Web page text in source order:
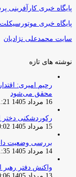
پایگاه خبری کارآفرینی
پایگاه خبری موتورسیکلت
سایت محمدعلی نژادیان
نوشته های تازه
رحیم امیری:
محقق می‌شود
16 مرداد 1405 21:21
رکوردشکنی دختر
15 مرداد 1405 20:02
بررسی وضعیت
14 مرداد 1405 21:35
واکنش دفتر رهبر
13 مرداد 1405 20:06